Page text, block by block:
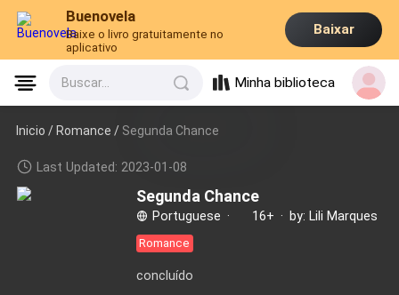
Buenovela
Baixe o livro gratuitamente no
aplicativo
Baixar
Buscar... Minha biblioteca
Inicio /Romance / Segunda Chance
Last Updated: 2023-01-08
Segunda Chance
Portuguese · 16+ · by: Lili Marques
Romance
concluído